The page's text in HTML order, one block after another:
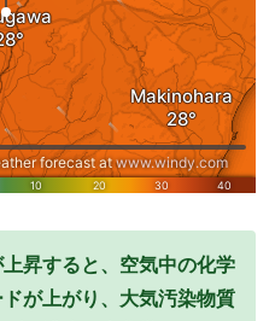
昇すると、空気中の化学
が上がり、大気汚染物質